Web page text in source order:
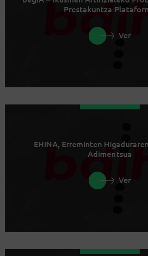
Prestakuntza
Ver
EHiNA, Erreminten
Adimentsua
Ver